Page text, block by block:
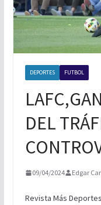
DEPORTES FUTBOL
DEL
09/04/2024 Edgar
Revista Más